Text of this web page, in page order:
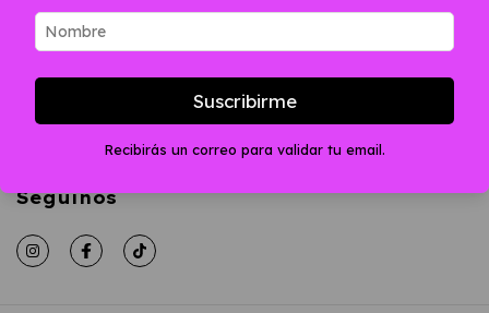
REMERAS
No tenemos resultados para tu búsqueda. Por
Seguinos
Suscribirme
Recibirás un correo para validar tu email.